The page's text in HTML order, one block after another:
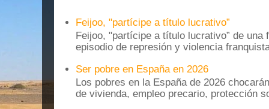
Feijoo, "partícipe a título lucrativo”
Feijoo, "partícipe a título lucrativo” de una
episodio de represión y violencia
Ser pobre en España en 2026
Los pobres en la España de 2026
de vivienda, empleo precario, protección